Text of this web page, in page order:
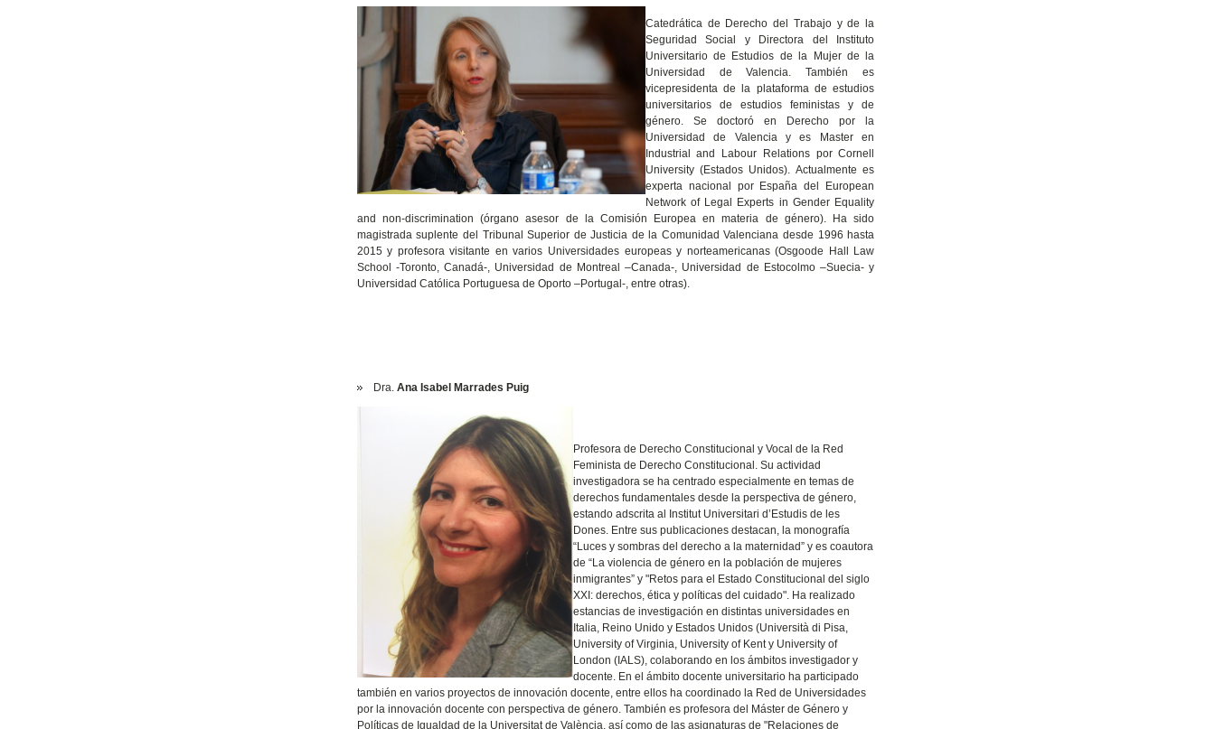
Catedrática de Derecho del Trabajo y de la
Seguridad Social y Directora del Instituto
Universitario de Estudios de la Mujer de la
Universidad de Valencia. También es
vicepresidenta de la plataforma de estudios
universitarios de estudios feministas y de
género. Se doctoró en Derecho por la
Universidad de Valencia y es Master en
Industrial and Labour Relations por Cornell
University (Estados Unidos). Actualmente es
experta nacional por España del European
Network of Legal Experts in Gender Equality
and non-discrimination (órgano asesor de la Comisión Europea en materia de género). Ha sido
magistrada suplente del Tribunal Superior de Justicia de la Comunidad Valenciana desde 1996 hasta
2015 y profesora visitante en varios Universidades europeas y norteamericanas (Osgoode Hall Law
School -Toronto, Canadá-, Universidad de Montreal –Canada-, Universidad de Estocolmo –Suecia- y
Universidad Católica Portuguesa de Oporto –Portugal-, entre otras).
Dra. Ana Isabel Marrades Puig
Profesora de Derecho Constitucional y Vocal de la Red
Feminista de Derecho Constitucional. Su actividad
investigadora se ha centrado especialmente en temas de
derechos fundamentales desde la perspectiva de género,
estando adscrita al Institut Universitari d’Estudis de les
Dones. Entre sus publicaciones destacan, la monografía
“Luces y sombras del derecho a la maternidad” y es coautora
de “La violencia de género en la población de mujeres
inmigrantes” y "Retos para el Estado Constitucional del siglo
XXI: derechos, ética y políticas del cuidado". Ha realizado
estancias de investigación en distintas universidades en
Italia, Reino Unido y Estados Unidos (Università di Pisa,
University of Virginia, University of Kent y University of
London (IALS), colaborando en los ámbitos investigador y
docente. En el ámbito docente universitario ha participado
también en varios proyectos de innovación docente, entre ellos ha coordinado la Red de Universidades
por la innovación docente con perspectiva de género. También es profesora del Máster de Género y
Políticas de Igualdad de la Universitat de València, así como de las asignaturas de "Relaciones de